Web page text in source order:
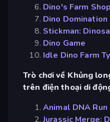
Dino's Farm Shop
Dino Domination
Stickman:
Dino Game
Idle Dino Farm
Trò chơi về Khủng
trên điện thoại di
Animal DNA Run
Jurassic Merge: